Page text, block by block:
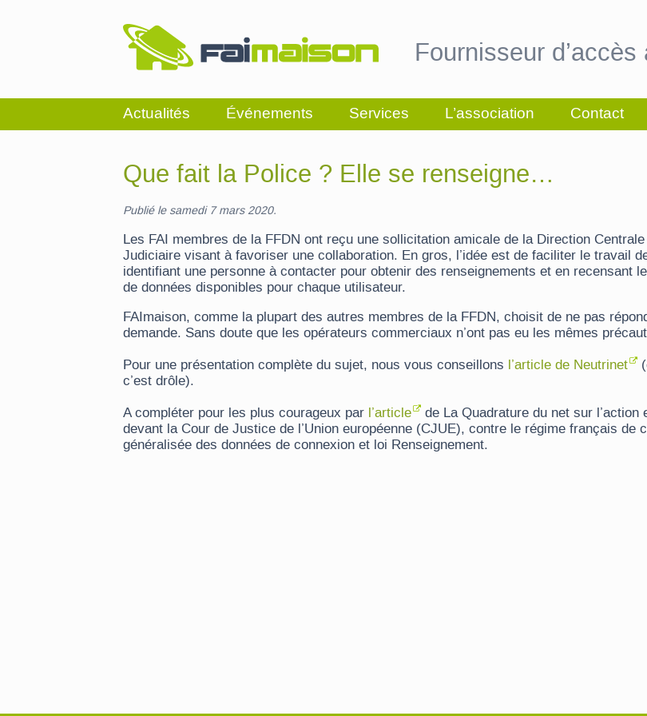
Fournisseur
Actualités Événements Services L’association Contact
Que fait la Police ? Elle se renseigne…
Publié le samedi 7 mars 2020.
Les FAI membres de la FFDN ont reçu une sollicitation amicale de la Direction
Judiciaire visant à favoriser une collaboration. En gros, l’idée est de faciliter le travail
identifiant une personne à contacter pour obtenir des renseignements et en recensant
de données disponibles pour chaque utilisateur.
FAImaison, comme la plupart des autres membres de la FFDN, choisit de ne pas
demande. Sans doute que les opérateurs commerciaux n’ont pas eu les mêmes
Pour une présentation complète du sujet, nous vous conseillons l’article de Neutrinet
c’est drôle).
A compléter pour les plus courageux par l’article
de La Quadrature du net sur l’action
devant la Cour de Justice de l’Union européenne (CJUE), contre le régime français de
généralisée des données de connexion et loi Renseignement.